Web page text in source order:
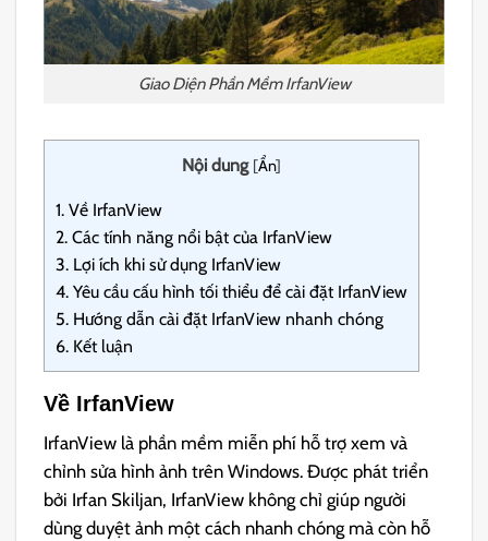
Giao Diện Phần Mềm IrfanView
Nội dung [Ẩn]
1. Về IrfanView
2. Các tính năng nổi bật của IrfanView
3. Lợi ích khi sử dụng IrfanView
4. Yêu cầu cấu hình tối thiểu để cài đặt IrfanView
5. Hướng dẫn cài đặt IrfanView nhanh chóng
6. Kết luận
Về IrfanView
IrfanView là phần mềm miễn phí hỗ trợ xem và
chỉnh sửa hình ảnh trên Windows. Được phát triển
bởi Irfan Skiljan, IrfanView không chỉ giúp người
dùng duyệt ảnh một cách nhanh chóng mà còn hỗ